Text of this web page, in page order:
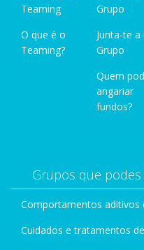
Teaming
O que é o
Teaming?
Grupo
Junta-te a
Grupo
Quem
angariar
fundos?
Grupos que
Comportamentos aditivos
Cuidados e tratamentos